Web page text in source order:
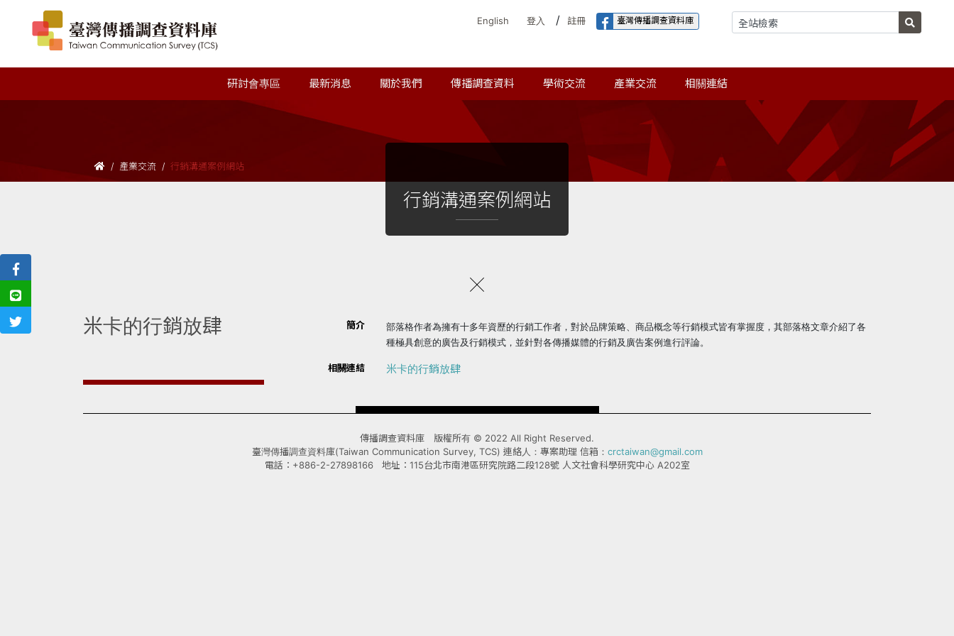
English 登入 / 註冊 臺灣傳播調查資料庫
研討會專區 最新消息 關於我們 傳播調查資料 學術交流 產業交流 相關連結
產業交流 行銷溝通案例網站
行銷溝通案例網站
米卡的行銷放肆 簡介
部落格作者為擁有十多年資歷的行銷工作者，對於品牌策略、商品概念等行銷模式皆有掌握度，其部落格文章介紹了各
種極具創意的廣告及行銷模式，並針對各傳播媒體的行銷及廣告案例進行評論。
相關連結 米卡的行銷放肆
傳播調查資料庫 版權所有 © 2022 All Right Reserved.
臺灣傳播調查資料庫(Taiwan Communication Survey, TCS) 連絡人：專案助理 信箱： crctaiwan@gmail.com
電話：+886-2-27898166 地址：115台北市南港區研究院路二段128號 人文社會科學研究中心 A202室